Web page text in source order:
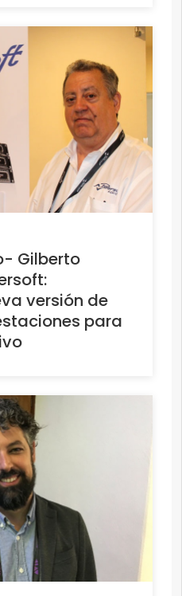
Gilberto
versión de
para